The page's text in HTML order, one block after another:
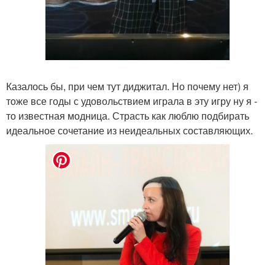
Казалось бы, при чем тут диджитал. Но почему нет) я
тоже все годы с удовольствием играла в эту игру ну я -
то известная модница. Страсть как люблю подбирать
идеальное сочетание из неидеальных составляющих.